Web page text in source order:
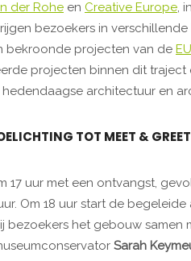
der Rohe en Creative Europe,
bezoekers in
bekroonde projecten van de
projecten binnen dit
architectuur en
TOT MEET & GREET
17 uur met een ontvangst,
Om 18 uur start de
bezoekers het gebouw samen
Sarah